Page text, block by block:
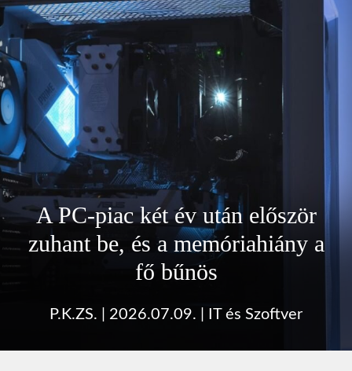
A PC-piac két év után először
zuhant be, és a memóriahiány a
fő bűnös
P.K.ZS. 2026.07.09. IT és Szoftver